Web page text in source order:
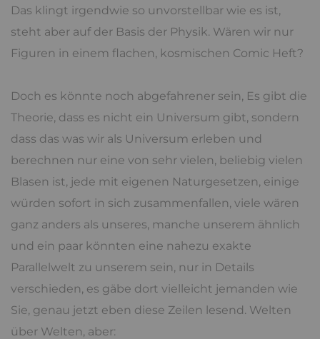
Das klingt irgendwie so unvorstellbar wie es ist,
steht aber auf der Basis der Physik. Wären wir nur
Figuren in einem flachen, kosmischen Comic Heft?
Doch es könnte noch abgefahrener sein, Es gibt die
Theorie, dass es nicht ein Universum gibt, sondern
dass das was wir als Universum erleben und
berechnen nur eine von sehr vielen, beliebig vielen
Blasen ist, jede mit eigenen Naturgesetzen, einige
würden sofort in sich zusammenfallen, viele wären
ganz anders als unseres, manche unserem ähnlich
und ein paar könnten eine nahezu exakte
Parallelwelt zu unserem sein, nur in Details
verschieden, es gäbe dort vielleicht jemanden wie
Sie, genau jetzt eben diese Zeilen lesend. Welten
über Welten, aber: